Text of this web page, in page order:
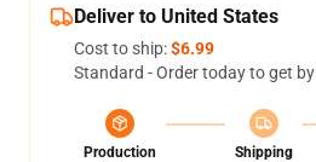
Deliver to United States
Cost to ship:$6.99
Standard - Order today to get by
Production
Shipping